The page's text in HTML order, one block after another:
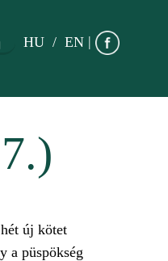
|
HU EN
új kötet
a püspökség